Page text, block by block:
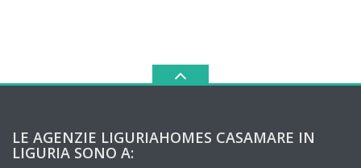
LE AGENZIE LIGURIAHOMES CASAMARE IN
LIGURIA SONO A: